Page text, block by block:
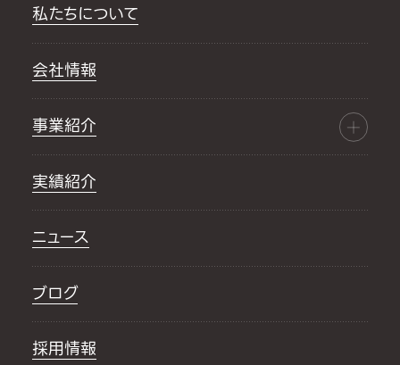
私たちについて
会社情報
事業紹介
実績紹介
ニュース
ブログ
採用情報